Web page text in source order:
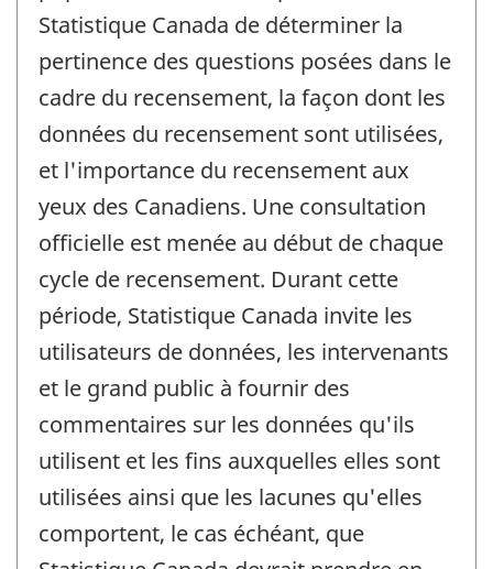
Statistique Canada de déterminer la
pertinence des questions posées dans le
cadre du recensement, la façon dont les
données du recensement sont utilisées,
et l'importance du recensement aux
yeux des Canadiens. Une consultation
officielle est menée au début de chaque
cycle de recensement. Durant cette
période, Statistique Canada invite les
utilisateurs de données, les intervenants
et le grand public à fournir des
commentaires sur les données qu'ils
utilisent et les fins auxquelles elles sont
utilisées ainsi que les lacunes qu'elles
comportent, le cas échéant, que